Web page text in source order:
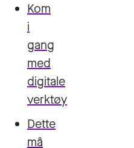
Kom
i
gang
med
digitale
verktøy
Dette
må